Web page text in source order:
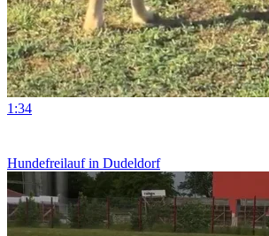
1:34
Hundefreilauf in Dudeldorf